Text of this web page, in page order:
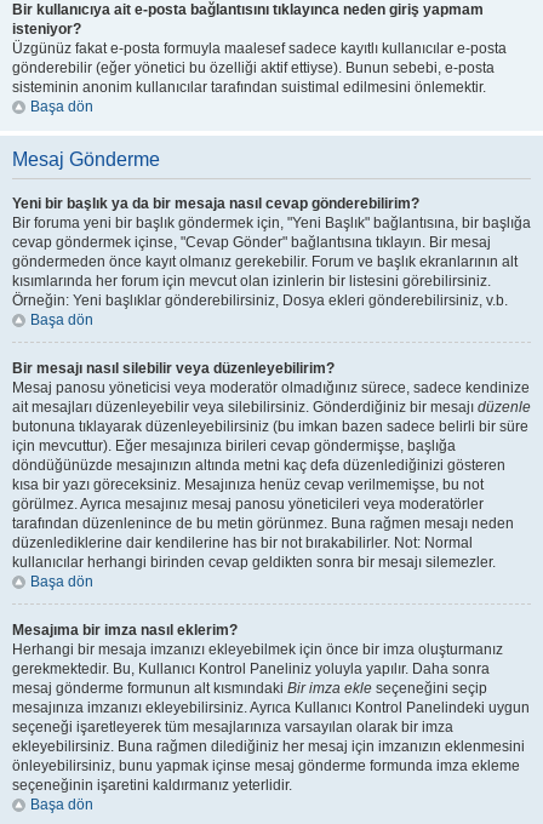
Bir kullanıcıya ait e-posta bağlantısını tıklayınca neden giriş yapmam
isteniyor?
Üzgünüz fakat e-posta formuyla maalesef sadece kayıtlı kullanıcılar e-posta
gönderebilir (eğer yönetici bu özelliği aktif ettiyse). Bunun sebebi, e-posta
sisteminin anonim kullanıcılar tarafından suistimal edilmesini önlemektir.
Başa dön
Mesaj Gönderme
Yeni bir başlık ya da bir mesaja nasıl cevap gönderebilirim?
Bir foruma yeni bir başlık göndermek için, "Yeni Başlık" bağlantısına, bir başlığa
cevap göndermek içinse, "Cevap Gönder" bağlantısına tıklayın. Bir mesaj
göndermeden önce kayıt olmanız gerekebilir. Forum ve başlık ekranlarının alt
kısımlarında her forum için mevcut olan izinlerin bir listesini görebilirsiniz.
Örneğin: Yeni başlıklar gönderebilirsiniz, Dosya ekleri gönderebilirsiniz, v.b.
Başa dön
Bir mesajı nasıl silebilir veya düzenleyebilirim?
Mesaj panosu yöneticisi veya moderatör olmadığınız sürece, sadece kendinize
ait mesajları düzenleyebilir veya silebilirsiniz. Gönderdiğiniz bir mesajı düzenle
butonuna tıklayarak düzenleyebilirsiniz (bu imkan bazen sadece belirli bir süre
için mevcuttur). Eğer mesajınıza birileri cevap göndermişse, başlığa
döndüğünüzde mesajınızın altında metni kaç defa düzenlediğinizi gösteren
kısa bir yazı göreceksiniz. Mesajınıza henüz cevap verilmemişse, bu not
görülmez. Ayrıca mesajınız mesaj panosu yöneticileri veya moderatörler
tarafından düzenlenince de bu metin görünmez. Buna rağmen mesajı neden
düzenlediklerine dair kendilerine has bir not bırakabilirler. Not: Normal
kullanıcılar herhangi birinden cevap geldikten sonra bir mesajı silemezler.
Başa dön
Mesajıma bir imza nasıl eklerim?
Herhangi bir mesaja imzanızı ekleyebilmek için önce bir imza oluşturmanız
gerekmektedir. Bu, Kullanıcı Kontrol Paneliniz yoluyla yapılır. Daha sonra
mesaj gönderme formunun alt kısmındaki Bir imza ekle seçeneğini seçip
mesajınıza imzanızı ekleyebilirsiniz. Ayrıca Kullanıcı Kontrol Panelindeki uygun
seçeneği işaretleyerek tüm mesajlarınıza varsayılan olarak bir imza
ekleyebilirsiniz. Buna rağmen dilediğiniz her mesaj için imzanızın eklenmesini
önleyebilirsiniz, bunu yapmak içinse mesaj gönderme formunda imza ekleme
seçeneğinin işaretini kaldırmanız yeterlidir.
Başa dön